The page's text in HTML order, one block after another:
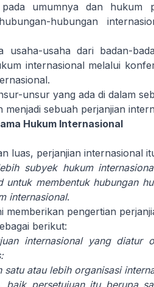
umumnya dan hukum
hubungan
usaha dari badan-
internasional melalui
unsur yang ada di dalam
sebuah perjanjian
Hukum Internasional
luas, perjanjian internasional
subyek hukum
untuk membentuk hubungan
internasional.
memberikan pengertian
berikut:
internasional yang diatur
atau lebih organisasi
baik persetujuan itu berupa